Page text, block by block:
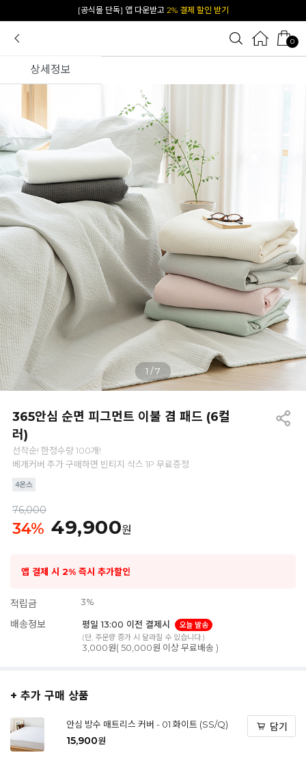
카카오 플친 추가하면1천원 즉시 할인 쿠폰
0
상세정보
1 /7
365안심 순면 피그먼트 이불 겸 패드 (6컬
러)
선착순! 한정수량 100개!
베개커버 추가 구매하면 빈티지 삭스 1P 무료증정
76,000
34% 49,900원
앱 결제 시 2% 즉시 추가할인
적립금 3%
배송정보 평일 13:00 이전 결제시
오늘 발송
(단, 주문량 증가 시 달라질 수 있습니다.)
3,000원( 50,000원 이상 무료배송 )
+ 추가 구매 상품
안심 방수 매트리스 커버 - 01 화이트 (SS/Q)
15,900원
담기